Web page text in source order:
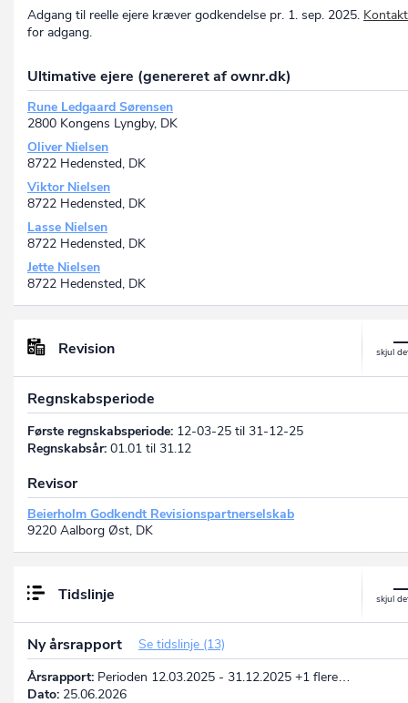
Adgang til reelle ejere kræver godkendelse pr. 1. sep. 2025.
for adgang.
Ultimative ejere (genereret af ownr.dk)
Rune Ledgaard Sørensen
2800 Kongens Lyngby, DK
Oliver Nielsen
8722 Hedensted, DK
Viktor Nielsen
8722 Hedensted, DK
Lasse Nielsen
8722 Hedensted, DK
Jette Nielsen
8722 Hedensted, DK
Revision
Regnskabsperiode
Første regnskabsperiode: 12-03-25 til 31-12-25
Regnskabsår: 01.01 til 31.12
Revisor
Beierholm Godkendt Revisionspartnerselskab
9220 Aalborg Øst, DK
Tidslinje
Ny årsrapport
Se tidslinje (13)
Årsrapport: Perioden 12.03.2025 - 31.12.2025 +1 flere…
Dato: 25.06.2026